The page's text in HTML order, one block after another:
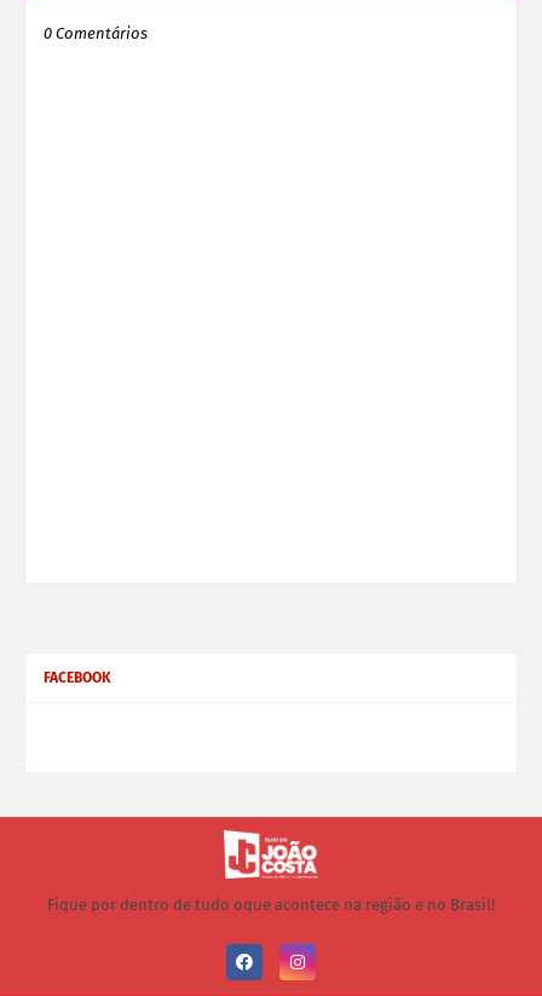
0 Comentários
FACEBOOK
Fique por dentro de tudo oque acontece na região e no Brasil!